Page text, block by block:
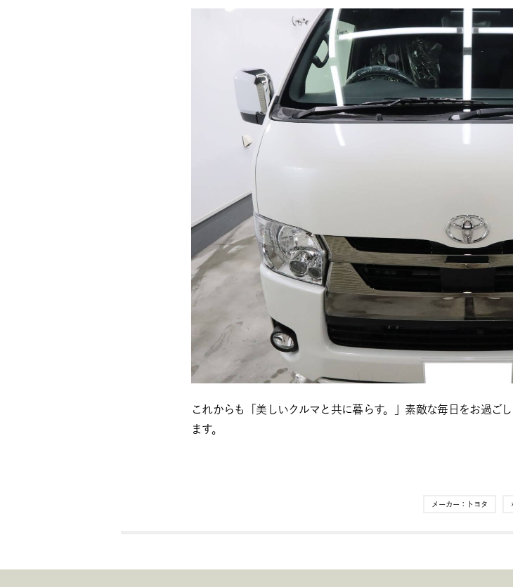
これからも「美しいクルマと共に暮らす。」素敵な毎日をお過ご
ます。
メーカー： トヨタ